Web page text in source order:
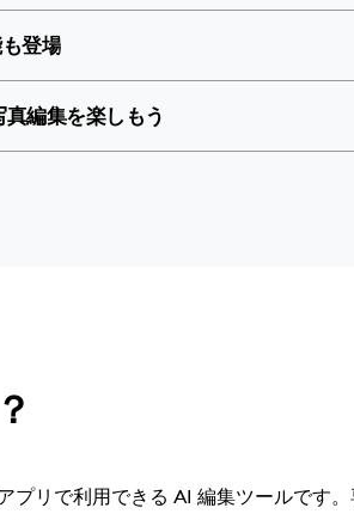
登場
編集を楽しもう
プリで利用できる AI 編集ツールです